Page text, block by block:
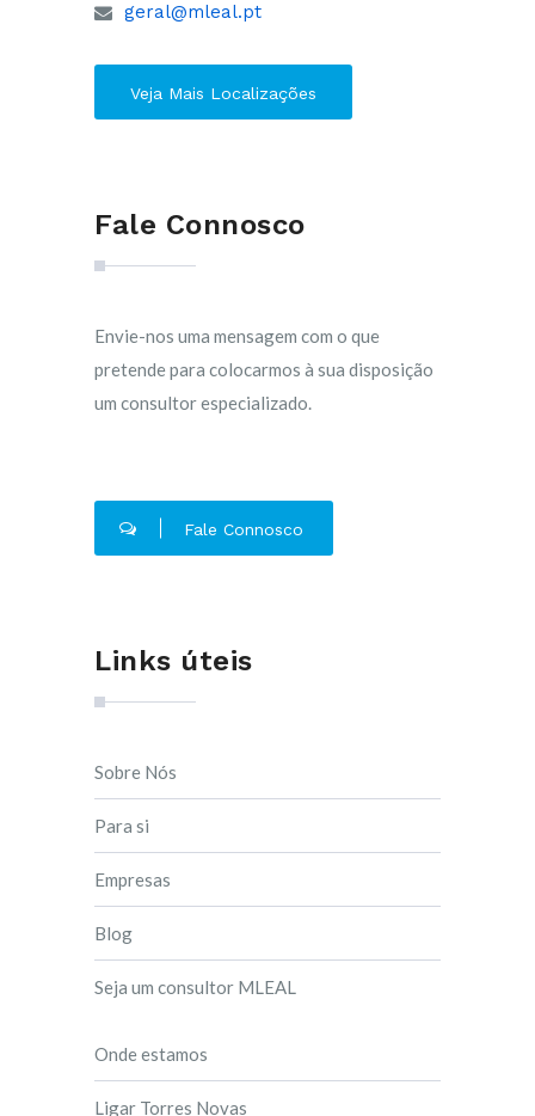
geral@mleal.pt
Veja Mais Localizações
Fale Connosco
Envie-nos uma mensagem com o que
pretende para colocarmos à sua disposição
um consultor especializado.
Fale Connosco
Links úteis
Sobre Nós
Para si
Empresas
Blog
Seja um consultor MLEAL
Onde estamos
Ligar Torres Novas